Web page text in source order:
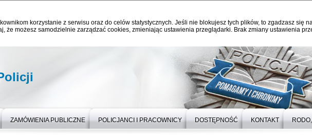
korzystanie z serwisu oraz do celów statystycznych. Jeśli nie blokujesz tych plików, to zgadzasz się
że możesz samodzielnie zarządzać cookies, zmieniając ustawienia przeglądarki. Brak zmiany ustawienia
ZAMÓWIENIA PUBLICZNE POLICJANCI I PRACOWNICY DOSTĘPNOŚĆ KONTAKT